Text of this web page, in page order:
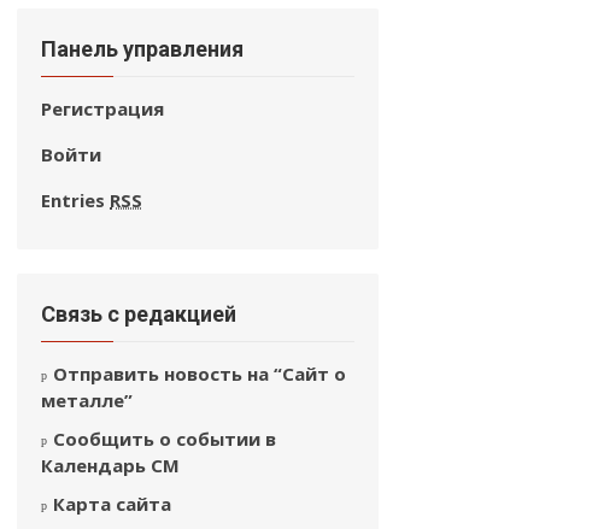
Панель управления
Регистрация
Войти
Entries RSS
Связь с редакцией
Отправить новость на “Сайт о
металле”
Сообщить о событии в
Календарь СМ
Карта сайта